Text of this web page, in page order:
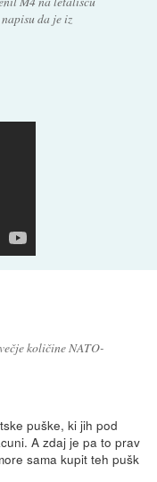
da je iz
količine NATO-
puške, ki jih pod
A zdaj je pa to prav
sama kupit teh pušk